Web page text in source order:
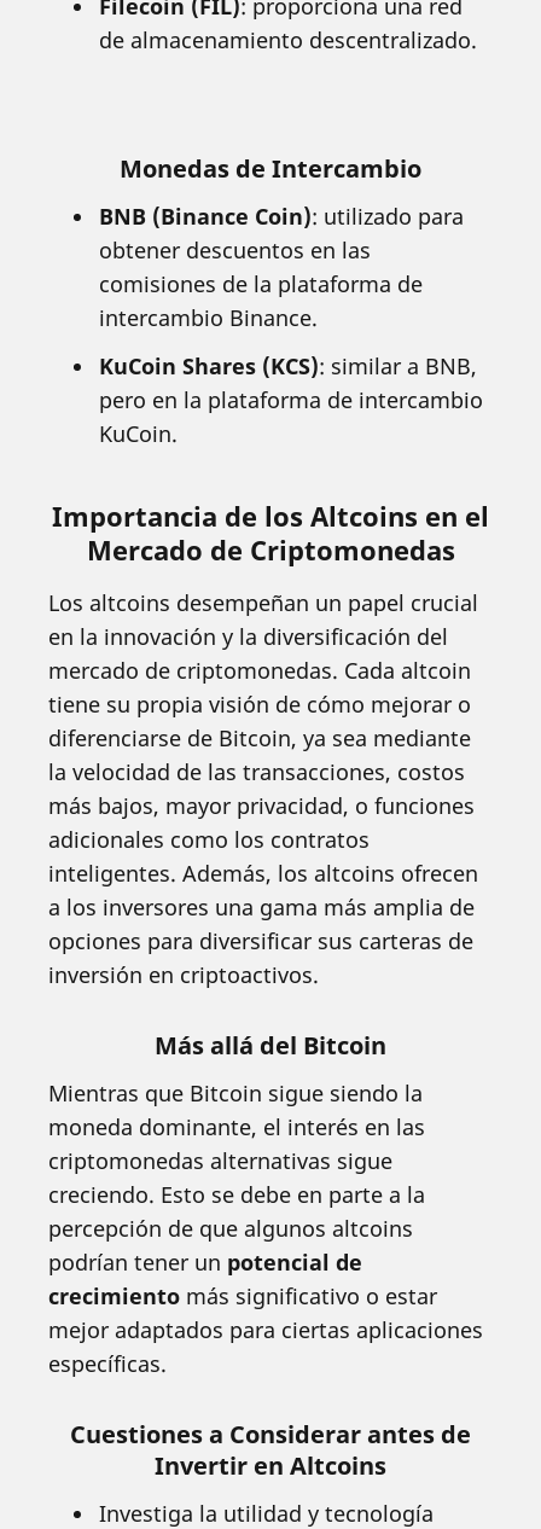
Filecoin (FIL): proporciona una red
de almacenamiento descentralizado.
Monedas de Intercambio
BNB (Binance Coin): utilizado para
obtener descuentos en las
comisiones de la plataforma de
intercambio Binance.
KuCoin Shares (KCS): similar a BNB,
pero en la plataforma de intercambio
KuCoin.
Importancia de los Altcoins en el
Mercado de Criptomonedas
Los altcoins desempeñan un papel crucial
en la innovación y la diversificación del
mercado de criptomonedas. Cada altcoin
tiene su propia visión de cómo mejorar o
diferenciarse de Bitcoin, ya sea mediante
la velocidad de las transacciones, costos
más bajos, mayor privacidad, o funciones
adicionales como los contratos
inteligentes. Además, los altcoins ofrecen
a los inversores una gama más amplia de
opciones para diversificar sus carteras de
inversión en criptoactivos.
Más allá del Bitcoin
Mientras que Bitcoin sigue siendo la
moneda dominante, el interés en las
criptomonedas alternativas sigue
creciendo. Esto se debe en parte a la
percepción de que algunos altcoins
podrían tener un potencial de
crecimiento más significativo o estar
mejor adaptados para ciertas aplicaciones
específicas.
Cuestiones a Considerar antes de
Invertir en Altcoins
Investiga la utilidad y tecnología